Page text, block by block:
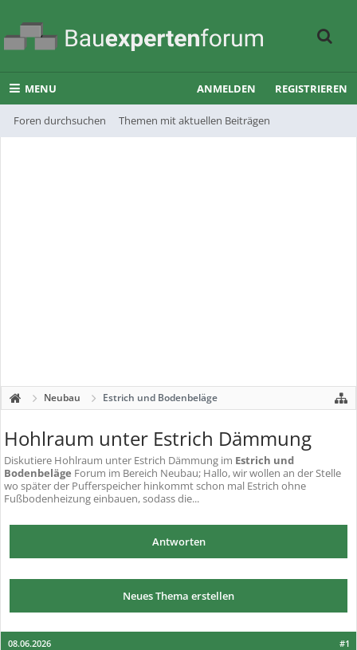
MENU
Foren durchsuchen Themen mit aktuellen Beiträgen
ANMELDEN REGISTRIEREN
Neubau Estrich und Bodenbeläge
Hohlraum unter Estrich Dämmung
Diskutiere Hohlraum unter Estrich Dämmung im Estrich und
Bodenbeläge Forum im Bereich Neubau; Hallo, wir wollen an der Stelle
wo später der Pufferspeicher hinkommt schon mal Estrich ohne
Fußbodenheizung einbauen, sodass die...
Antworten
Neues Thema erstellen
#1
08.06.2026